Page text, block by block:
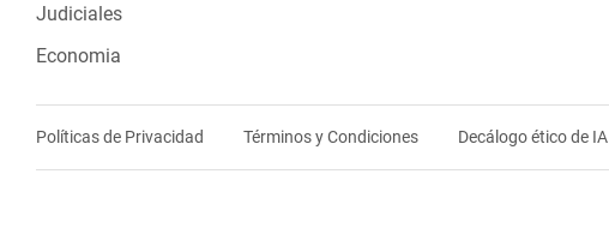
Judiciales
Economia
Políticas de Privacidad Términos y Condiciones Decálogo ético de IA